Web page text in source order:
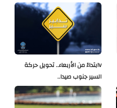
Vابتداءً من الأربعاء.. تحويل حركة
السير جنوب صيدا..